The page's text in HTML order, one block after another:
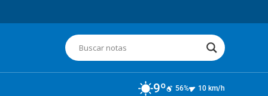
9º 56% 10 km/h